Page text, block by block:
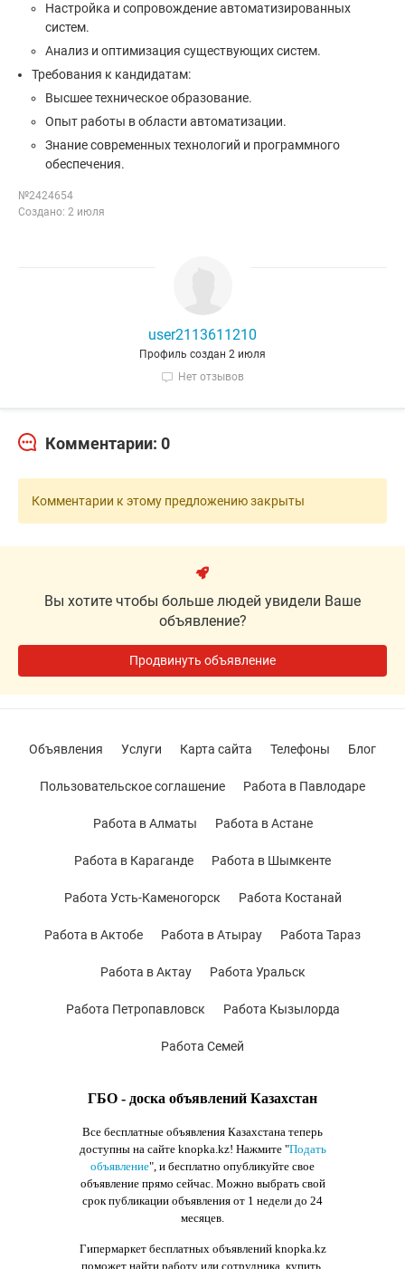
Настройка и сопровождение автоматизированных
систем.
Анализ и оптимизация существующих систем.
Требования к кандидатам:
Высшее техническое образование.
Опыт работы в области автоматизации.
Знание современных технологий и программного
обеспечения.
№2424654
Создано: 2 июля
user2113611210
Профиль создан 2 июля
Нет отзывов
Комментарии: 0
Комментарии к этому предложению закрыты
Вы хотите чтобы больше людей увидели Ваше
объявление?
Продвинуть объявление
ГБО - доска объявлений Казахстан
Все бесплатные объявления Казахстана теперь
доступны на сайте knopka.kz! Нажмите "Подать
объявление", и бесплатно опубликуйте свое
объявление прямо сейчас. Можно выбрать свой
срок публикации объявления от 1 недели до 24
месяцев.
Гипермаркет бесплатных объявлений knopka.kz
поможет найти работу или сотрудника, купить,
Объявления Услуги Карта сайта Телефоны Блог
Пользовательское соглашение Работа в Павлодаре
Работа в Алматы Работа в Астане
Работа в Караганде Работа в Шымкенте
Работа Усть-Каменогорск Работа Костанай
Работа в Актобе Работа в Атырау Работа Тараз
Работа в Актау Работа Уральск
Работа Петропавловск Работа Кызылорда
Работа Семей